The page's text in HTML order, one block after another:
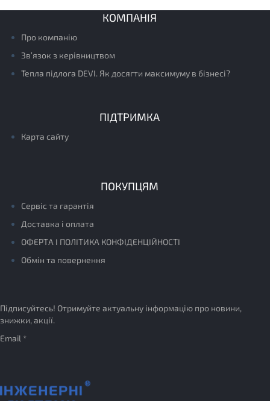
КОМПАНІЯ
Про компанію
Зв’язок з керівництвом
Тепла підлога DEVI. Як досягти максимуму в бізнесі?
ПІДТРИМКА
Карта сайту
ПОКУПЦЯМ
Сервіс та гарантія
Доставка і оплата
ОФЕРТА І ПОЛІТИКА КОНФІДЕНЦІЙНОСТІ
Обмін та повернення
Підписуйтесь! Отримуйте актуальну інформацію про новини,
знижки, акції.
Email *